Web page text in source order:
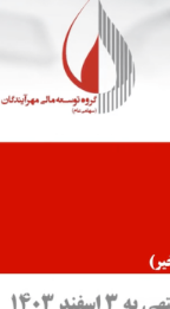
۱۴۰۳-۱۲-۰۳